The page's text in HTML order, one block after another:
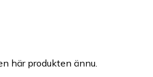
här produkten ännu.